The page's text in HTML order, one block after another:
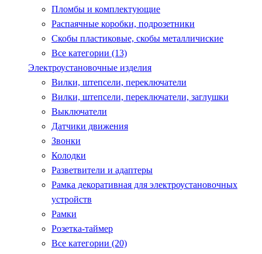
Пломбы и комплектующие
Распаячные коробки, подрозетники
Скобы пластиковые, скобы металличиские
Все категории (13)
Электроустановочные изделия
Вилки, штепсели, переключатели
Вилки, штепсели, переключатели, заглушки
Выключатели
Датчики движения
Звонки
Колодки
Разветвители и адаптеры
Рамка декоративная для электроустановочных
устройств
Рамки
Розетка-таймер
Все категории (20)